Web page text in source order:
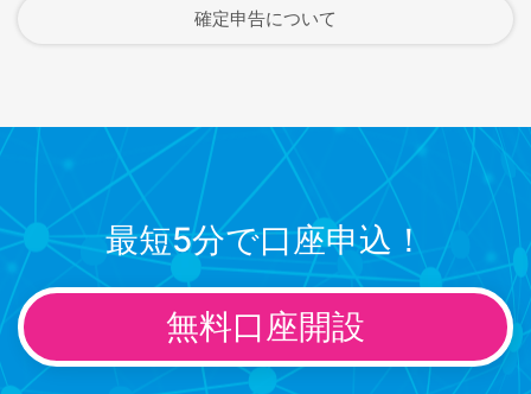
確定申告について
最短5分で口座申込！
無料口座開設